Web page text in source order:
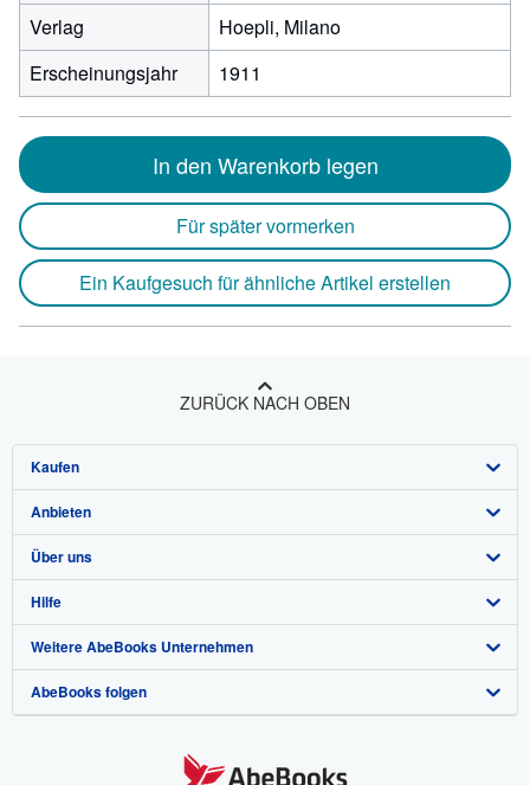
Verlag
Hoepli, Milano
Erscheinungsjahr
1911
In den Warenkorb legen
Für später vormerken
Ein Kaufgesuch für ähnliche Artikel erstellen
ZURÜCK NACH OBEN
Kaufen
Detailsuche
Sammlungen
Nutzerkonto
Meine Bestellungen
Warenkorb
Anbieten
Verkäufer werden
Partnerprogramm
Empfehlen Sie einen Verkäufer
Über uns
Über uns / Impressum
Presse
Karriere
Hilfe
Hilfebereich
Kundenservice
Weitere AbeBooks Unternehmen
AbeBooks.com
AbeBooks folgen